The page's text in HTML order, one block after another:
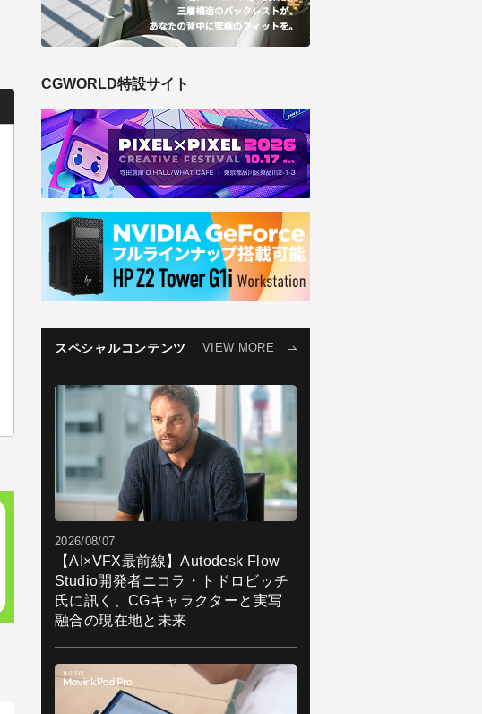
CGWORLD特設サイト
スペシャルコンテンツ VIEW MORE
2026/08/07
【AI×VFX最前線】Autodesk Flow
Studio開発者ニコラ・トドロビッチ
氏に訊く、CGキャラクターと実写
融合の現在地と未来